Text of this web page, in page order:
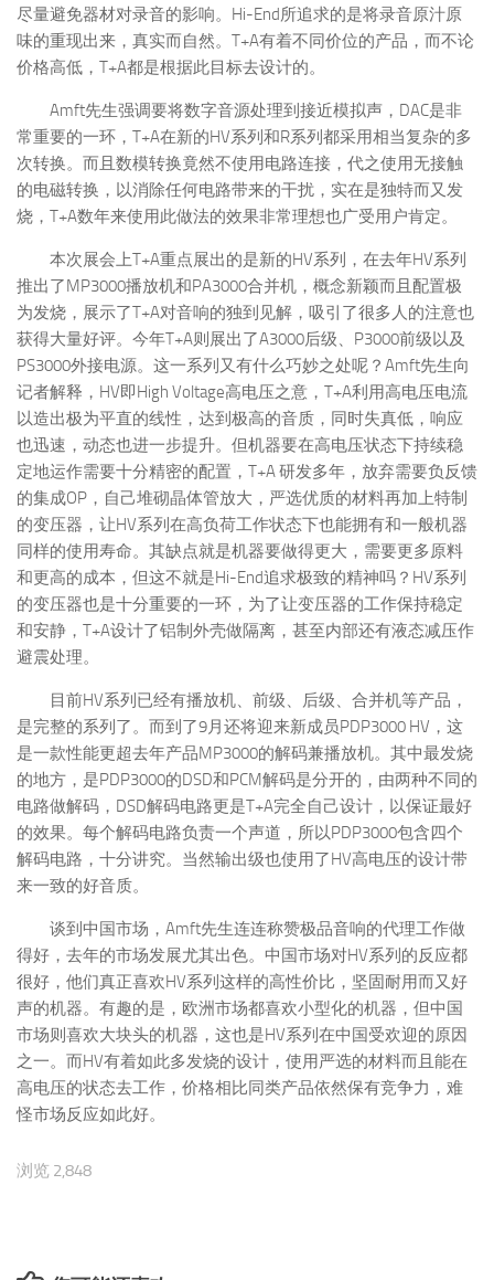
尽量避免器材对录音的影响。Hi-End所追求的是将录音原汁原
味的重现出来，真实而自然。T+A有着不同价位的产品，而不论
价格高低，T+A都是根据此目标去设计的。
Amft先生强调要将数字音源处理到接近模拟声，DAC是非
常重要的一环，T+A在新的HV系列和R系列都采用相当复杂的多
次转换。而且数模转换竟然不使用电路连接，代之使用无接触
的电磁转换，以消除任何电路带来的干扰，实在是独特而又发
烧，T+A数年来使用此做法的效果非常理想也广受用户肯定。
本次展会上T+A重点展出的是新的HV系列，在去年HV系列
推出了MP3000播放机和PA3000合并机，概念新颖而且配置极
为发烧，展示了T+A对音响的独到见解，吸引了很多人的注意也
获得大量好评。今年T+A则展出了A3000后级、P3000前级以及
PS3000外接电源。这一系列又有什么巧妙之处呢？Amft先生向
记者解释，HV即High Voltage高电压之意，T+A利用高电压电流
以造出极为平直的线性，达到极高的音质，同时失真低，响应
也迅速，动态也进一步提升。但机器要在高电压状态下持续稳
定地运作需要十分精密的配置，T+A 研发多年，放弃需要负反馈
的集成OP，自己堆砌晶体管放大，严选优质的材料再加上特制
的变压器，让HV系列在高负荷工作状态下也能拥有和一般机器
同样的使用寿命。其缺点就是机器要做得更大，需要更多原料
和更高的成本，但这不就是Hi-End追求极致的精神吗？HV系列
的变压器也是十分重要的一环，为了让变压器的工作保持稳定
和安静，T+A设计了铝制外壳做隔离，甚至内部还有液态减压作
避震处理。
目前HV系列已经有播放机、前级、后级、合并机等产品，
是完整的系列了。而到了9月还将迎来新成员PDP3000 HV，这
是一款性能更超去年产品MP3000的解码兼播放机。其中最发烧
的地方，是PDP3000的DSD和PCM解码是分开的，由两种不同的
电路做解码，DSD解码电路更是T+A完全自己设计，以保证最好
的效果。每个解码电路负责一个声道，所以PDP3000包含四个
解码电路，十分讲究。当然输出级也使用了HV高电压的设计带
来一致的好音质。
谈到中国市场，Amft先生连连称赞极品音响的代理工作做
得好，去年的市场发展尤其出色。中国市场对HV系列的反应都
很好，他们真正喜欢HV系列这样的高性价比，坚固耐用而又好
声的机器。有趣的是，欧洲市场都喜欢小型化的机器，但中国
市场则喜欢大块头的机器，这也是HV系列在中国受欢迎的原因
之一。而HV有着如此多发烧的设计，使用严选的材料而且能在
高电压的状态去工作，价格相比同类产品依然保有竞争力，难
怪市场反应如此好。
浏览 2,848